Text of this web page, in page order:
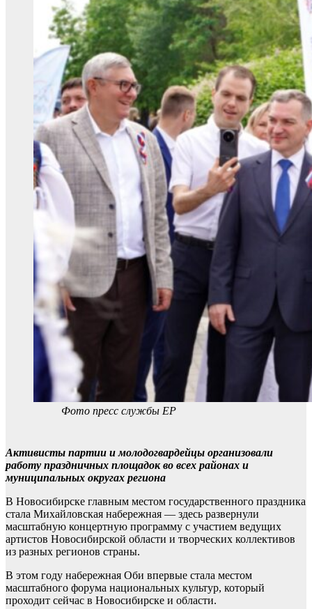
Фото пресс службы ЕР
Активисты партии и молодогвардейцы организовали
работу праздничных площадок во всех районах и
муниципальных округах региона
В Новосибирске главным местом государственного праздника
стала Михайловская набережная — здесь развернули
масштабную концертную программу с участием ведущих
артистов Новосибирской области и творческих коллективов
из разных регионов страны.
В этом году набережная Оби впервые стала местом
масштабного форума национальных культур, который
проходит сейчас в Новосибирске и области.